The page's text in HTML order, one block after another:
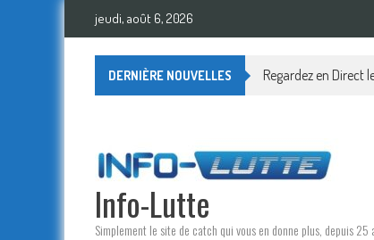
Skip
jeudi, août 6, 2026
DERNIÈRE NOUVELLES Regardez en Direct
Info-Lutte
Simplement le site de catch qui vous en donne plus, depuis 25